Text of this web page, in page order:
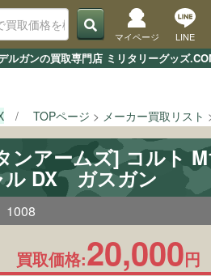
ガンの買取専門店 ミリタリーグッズ
マイページ LINE
TOPページ メーカー買取リスト
ンアームズ] コルト
ル DX ガスガン
1008
買取価格:20,000円